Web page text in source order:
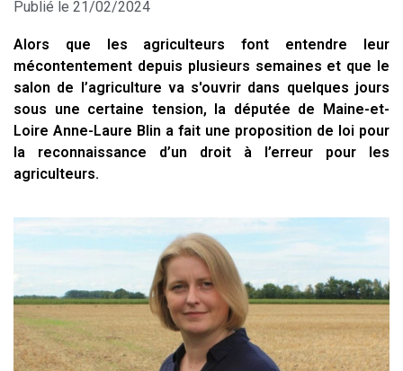
Publié le 21/02/2024
Alors que les agriculteurs font entendre leur
mécontentement depuis plusieurs semaines et que le
salon de l’agriculture va s'ouvrir dans quelques jours
sous une certaine tension, la députée de Maine-et-
Loire Anne-Laure Blin a fait une proposition de loi pour
la reconnaissance d’un droit à l’erreur pour les
agriculteurs.